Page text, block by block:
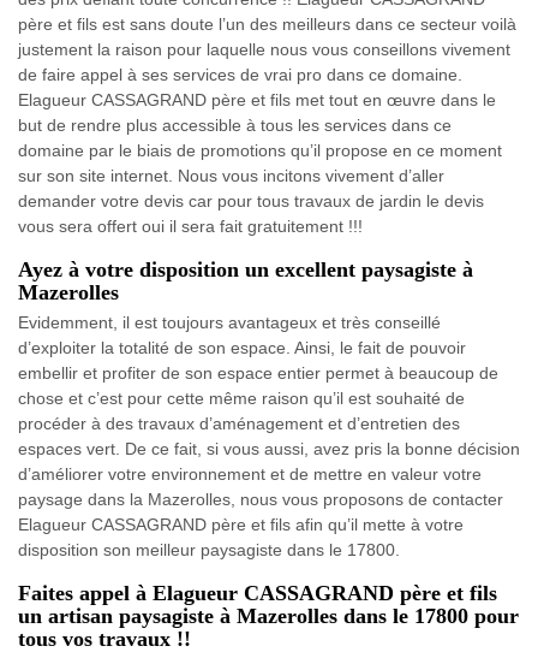
père et fils est sans doute l’un des meilleurs dans ce secteur voilà
justement la raison pour laquelle nous vous conseillons vivement
de faire appel à ses services de vrai pro dans ce domaine.
Elagueur CASSAGRAND père et fils met tout en œuvre dans le
but de rendre plus accessible à tous les services dans ce
domaine par le biais de promotions qu’il propose en ce moment
sur son site internet. Nous vous incitons vivement d’aller
demander votre devis car pour tous travaux de jardin le devis
vous sera offert oui il sera fait gratuitement !!!
Ayez à votre disposition un excellent paysagiste à
Mazerolles
Evidemment, il est toujours avantageux et très conseillé
d’exploiter la totalité de son espace. Ainsi, le fait de pouvoir
embellir et profiter de son espace entier permet à beaucoup de
chose et c’est pour cette même raison qu’il est souhaité de
procéder à des travaux d’aménagement et d’entretien des
espaces vert. De ce fait, si vous aussi, avez pris la bonne décision
d’améliorer votre environnement et de mettre en valeur votre
paysage dans la Mazerolles, nous vous proposons de contacter
Elagueur CASSAGRAND père et fils afin qu’il mette à votre
disposition son meilleur paysagiste dans le 17800.
Faites appel à Elagueur CASSAGRAND père et fils
un artisan paysagiste à Mazerolles dans le 17800 pour
tous vos travaux !!